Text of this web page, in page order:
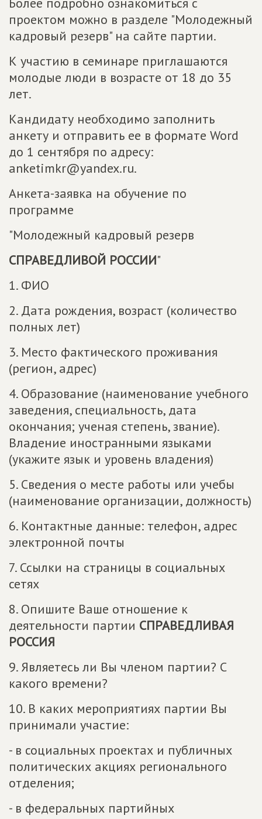
проектом можно в разделе "Молодежный
кадровый резерв" на сайте партии.
К участию в семинаре приглашаются
молодые люди в возрасте от 18 до 35
лет.
Кандидату необходимо заполнить
анкету и отправить ее в формате Word
до 1 сентября по адресу:
anketimkr@yandex.ru.
Анкета-заявка на обучение по
программе
"Молодежный кадровый резерв
СПРАВЕДЛИВОЙ РОССИИ"
1. ФИО
2. Дата рождения, возраст (количество
полных лет)
3. Место фактического проживания
(регион, адрес)
4. Образование (наименование учебного
заведения, специальность, дата
окончания; ученая степень, звание).
Владение иностранными языками
(укажите язык и уровень владения)
5. Сведения о месте работы или учебы
(наименование организации, должность)
6. Контактные данные: телефон, адрес
электронной почты
7. Ссылки на страницы в социальных
сетях
8. Опишите Ваше отношение к
деятельности партии СПРАВЕДЛИВАЯ
РОССИЯ
9. Являетесь ли Вы членом партии? С
какого времени?
10. В каких мероприятиях партии Вы
принимали участие:
- в социальных проектах и публичных
политических акциях регионального
отделения;
- в федеральных партийных